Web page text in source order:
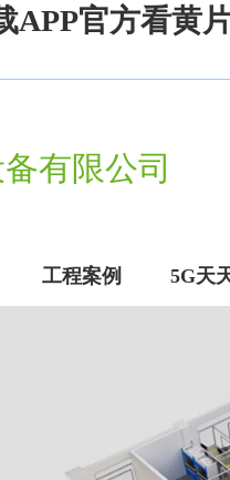
APP官方看黄
有限公司
工程案例 5G天